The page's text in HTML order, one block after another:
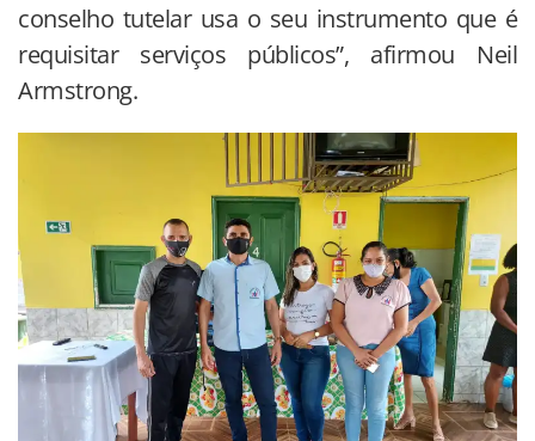
conselho tutelar usa o seu instrumento que é
requisitar serviços públicos”, afirmou Neil
Armstrong.